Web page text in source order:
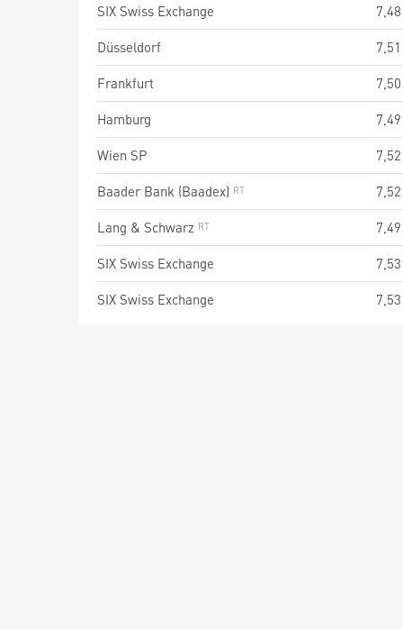
SIX Swiss Exchange
7,48
Düsseldorf
7,51
Frankfurt
7,50
Hamburg
7,49
Wien SP
7,52
Baader Bank (Baadex)
7,52
Lang & Schwarz
7,49
SIX Swiss Exchange
7,53
SIX Swiss Exchange
7,53